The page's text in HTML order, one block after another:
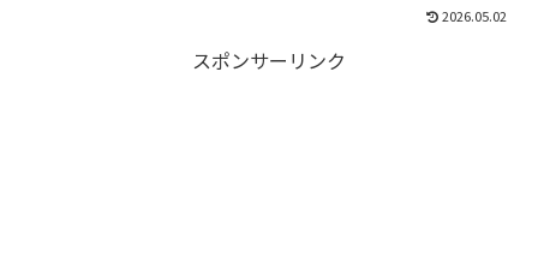
2026.05.02
スポンサーリンク